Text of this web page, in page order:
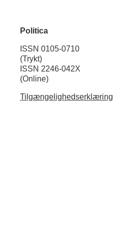
Politica
ISSN 0105-0710
(Trykt)
ISSN 2246-042X
(Online)
Tilgængelighedserklæring